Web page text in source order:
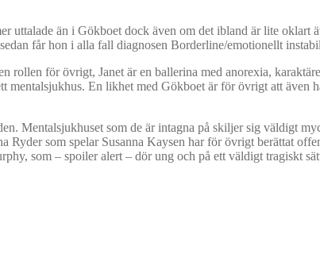
uttalade än i Gökboet dock även om det ibland är lite oklart
får hon i alla fall diagnosen Borderline/emotionellt
rollen för övrigt, Janet är en ballerina med anorexia,
mentalsjukhus. En likhet med Gökboet är för övrigt att
Mentalsjukhuset som de är intagna på skiljer sig väldigt
som spelar Susanna Kaysen har för övrigt berättat
som – spoiler alert – dör ung och på ett väldigt tragiskt